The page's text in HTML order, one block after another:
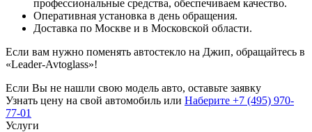
профессиональные средства, обеспечиваем качество.
Оперативная установка в день обращения.
Доставка по Москве и в Московской области.
Если вам нужно поменять автостекло на Джип, обращайтесь в
«Leader-Avtoglass»!
Если Вы не нашли свою модель авто, оставьте заявку
Узнать цену на свой автомобиль или Наберите +7 (495) 970-
77-01
Услуги